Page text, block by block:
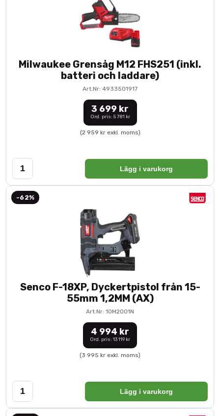
Milwaukee Grensåg M12 FHS251 (inkl.
batteri och laddare)
Art.Nr: 4933501917
3 699 kr
Ord. pris: 5 781 kr
(2 959 kr exkl. moms)
Lägg i varukorg
-62%
Senco F-18XP, Dyckertpistol från 15-
55mm 1,2MM (AX)
Art.Nr: 10M2001N
4 994 kr
Ord. pris: 13 119 kr
(3 995 kr exkl. moms)
Lägg i varukorg